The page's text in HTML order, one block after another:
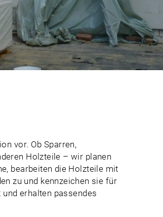
vor. Ob Sparren,
Holzteile – wir planen
bearbeiten die Holzteile mit
zu und kennzeichen sie für
erhalten passendes